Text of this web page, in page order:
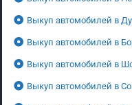
Выкуп автомобилей в
Выкуп автомобилей в
Выкуп автомобилей в
Выкуп автомобилей в